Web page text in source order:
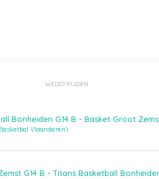
WEDSTRIJDEN
Bonheiden G14 B - Basket Groot
Vlaanderen)
G14 B - Titans Basketball